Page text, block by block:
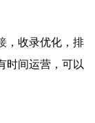
，收录优化，排
时间运营，可以